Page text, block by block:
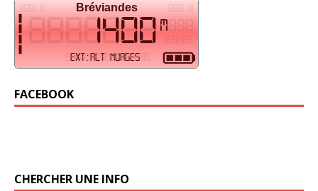
FACEBOOK
CHERCHER UNE INFO